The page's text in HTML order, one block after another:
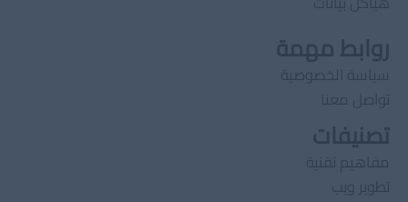
روابط مهمة
سياسة الخصوصية
تواصل معنا
تصنيفات
مفاهيم تقنية
تطوير ويب